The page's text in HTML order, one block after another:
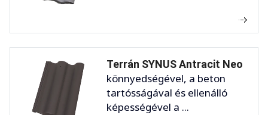
Terrán SYNUS Antracit Neo
könnyedségével, a beton
tartósságával és ellenálló
képességével a ...